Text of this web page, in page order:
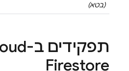
(בטא)
תפקידים ב-
Firestore